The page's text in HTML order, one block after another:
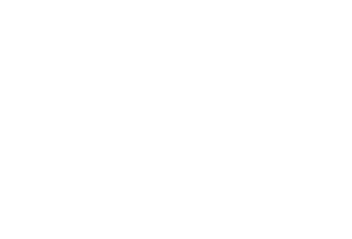
Rodheim